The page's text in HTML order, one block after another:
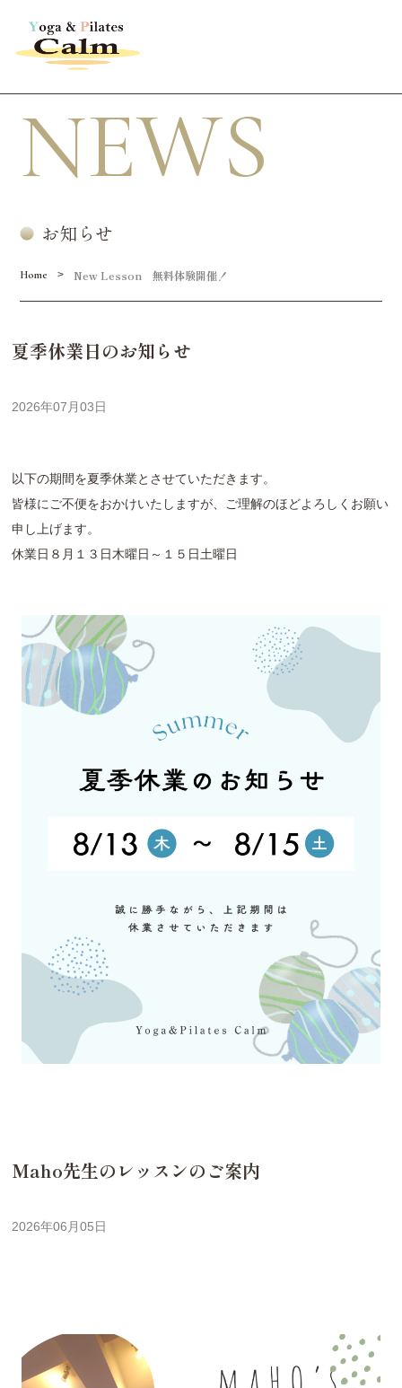
NEWS
お知らせ
Home > New Lesson 無料体験開催！
夏季休業日のお知らせ
2026年07月03日
以下の期間を夏季休業とさせていただきます。
皆様にご不便をおかけいたしますが、ご理解のほどよろしくお願い
申し上げます。
休業日８月１３日木曜日～１５日土曜日
Maho先生のレッスンのご案内
2026年06月05日